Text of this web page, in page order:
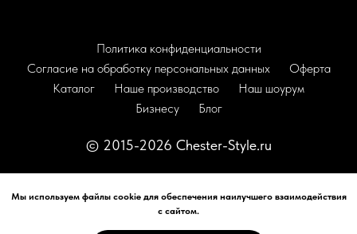
Политика конфиденциальности
Согласие на обработку персональных данных
Оферта
Каталог
Наше производство
Наш шоурум
Бизнесу
Блог
© 2015-2026 Chester-Style.ru
Мы используем файлы cookie для обеспечения наилучшего взаимодействия
с сайтом.